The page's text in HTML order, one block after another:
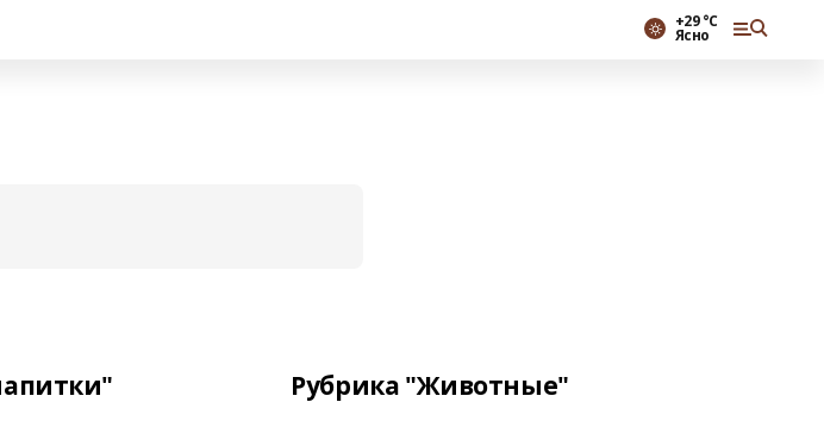
+29 °С
Ясно
Рубрика "Животные"